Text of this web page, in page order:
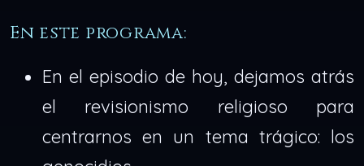
En este programa:
En el episodio de hoy, dejamos atrás
el revisionismo religioso para
centrarnos en un tema trágico: los